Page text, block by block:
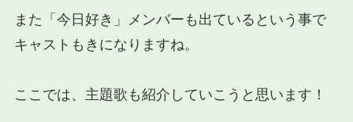
また「今日好き」メンバーも出ているという事で
キャストもきになりますね。
ここでは、主題歌も紹介していこうと思います！